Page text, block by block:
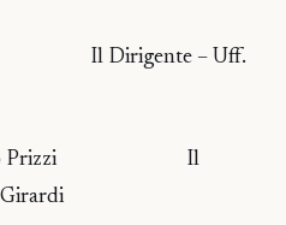
Il Dirigente – Uff.
Prizzi Il